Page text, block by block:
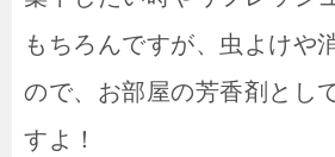
もちろんですが、虫よけや
ので、お部屋の芳香剤とし
すよ！